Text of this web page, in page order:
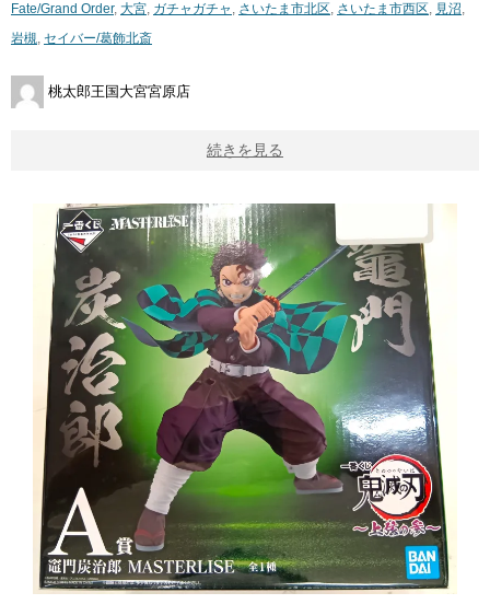
Fate/Grand Order, 大宮, ガチャガチャ , さいたま市北区, さいたま市西区, 見沼,
岩槻, セイバー/葛飾北斎
桃太郎王国大宮宮原店
続きを見る